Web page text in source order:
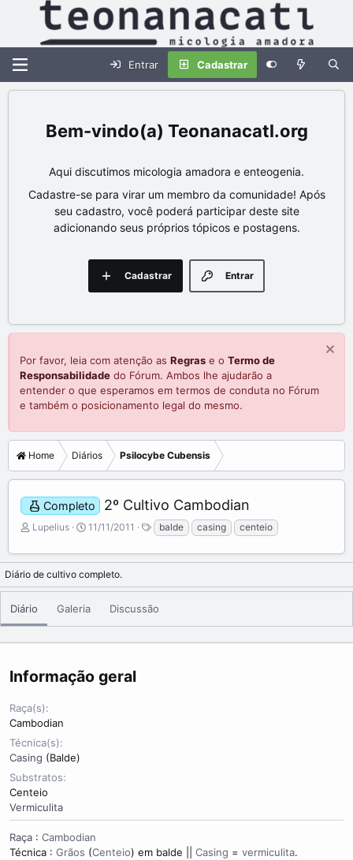
Entrar Cadastrar
Teonanacatl.org
Aqui discutimos micologia amadora e enteogenia.
Cadastre-se para virar um membro da comunidade! Após
seu cadastro, você poderá participar deste site
adicionando seus próprios tópicos e postagens.
Entrar
Cadastrar
Por favor, leia com atenção as Regras e o Termo de
Responsabilidade do Fórum. Ambos lhe ajudarão a
entender o que esperamos em termos de conduta no Fórum
e também o posicionamento legal do mesmo.
Home Diários Psilocybe Cubensis
Completo 2º Cultivo Cambodian
A
i
n
a
o
Lupelius
C
e
d
a
11/11/2011
T
a
g
balde casing centeio
Diário de cultivo completo.
Diário Galeria Discussão
Informação geral
Raça(s)
Cambodian
Técnica(s)
Casing (Balde)
Substratos
Centeio
Vermiculita
Raça : Cambodian
Técnica : Grãos (Centeio) em balde || Casing = vermiculita.